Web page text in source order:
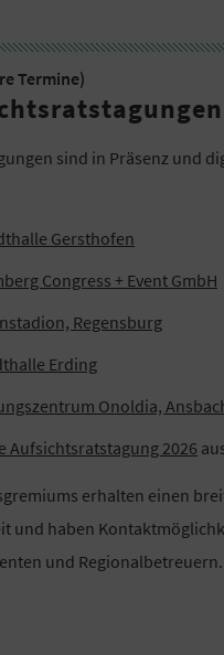
Termine)
sind in Präsenz und
Gersthofen
Congress + Event GmbH
Regensburg
Erding
Onoldia,
Aufsichtsratstagung 2026
erhalten einen
und haben
und Regionalbetreuern.